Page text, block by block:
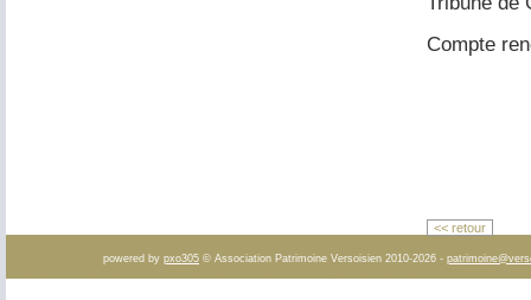
Compte
<< retour
powered by pxo305 © Association Patrimoine Versoisien 2010-2026 -